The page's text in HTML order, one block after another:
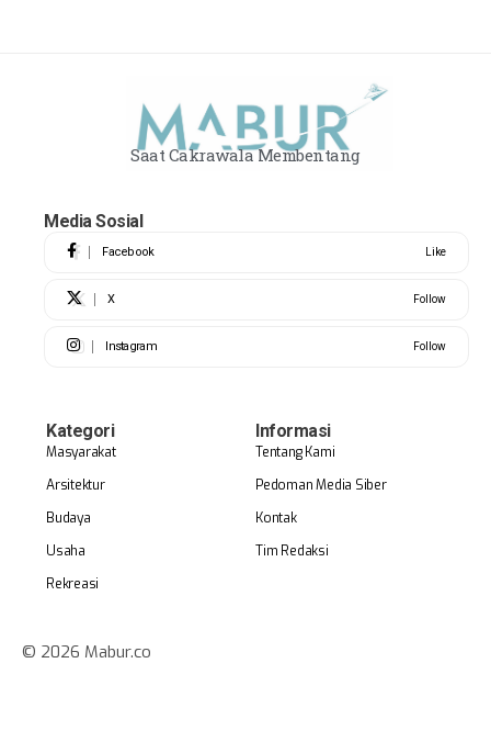
Saat Cakrawala Membentang
Media Sosial
Facebook Like
X Follow
Instagram Follow
Kategori
Masyarakat
Arsitektur
Budaya
Usaha
Rekreasi
Informasi
Tentang Kami
Pedoman Media Siber
Kontak
Tim Redaksi
© 2026 Mabur.co